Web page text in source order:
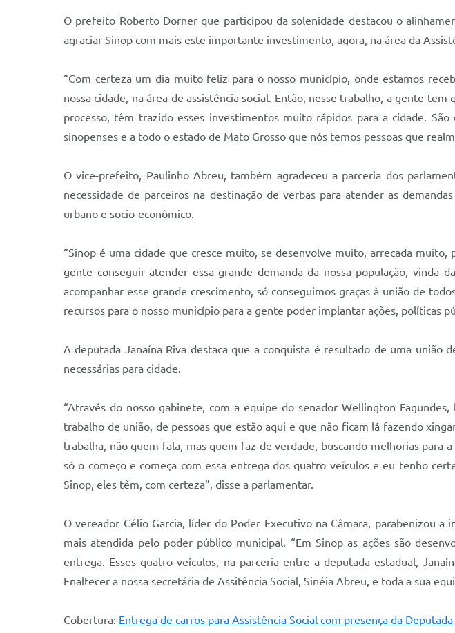
O prefeito Roberto Dorner que participou da solenidade destacou o
agraciar Sinop com mais este importante investimento, agora, na área da
“Com certeza um dia muito feliz para o nosso município, onde estamos
nossa cidade, na área de assistência social. Então, nesse trabalho, a gente
processo, têm trazido esses investimentos muito rápidos para a cidade.
sinopenses e a todo o estado de Mato Grosso que nós temos pessoas que
O vice-prefeito, Paulinho Abreu, também agradeceu a parceria dos
necessidade de parceiros na destinação de verbas para atender as
urbano e socio-econômico.
“Sinop é uma cidade que cresce muito, se desenvolve muito, arrecada
gente conseguir atender essa grande demanda da nossa população, vinda
acompanhar esse grande crescimento, só conseguimos graças à união de
recursos para o nosso município para a gente poder implantar ações, políticas
A deputada Janaína Riva destaca que a conquista é resultado de uma união
necessárias para cidade.
“Através do nosso gabinete, com a equipe do senador Wellington
trabalho de união, de pessoas que estão aqui e que não ficam lá fazendo
trabalha, não quem fala, mas quem faz de verdade, buscando melhorias
só o começo e começa com essa entrega dos quatro veículos e eu tenho
Sinop, eles têm, com certeza”, disse a parlamentar.
O vereador Célio Garcia, líder do Poder Executivo na Câmara, parabenizou
mais atendida pelo poder público municipal. “Em Sinop as ações são
entrega. Esses quatro veículos, na parceria entre a deputada estadual,
Enaltecer a nossa secretária de Assitência Social, Sinéia Abreu, e toda a sua
Cobertura: Entrega de carros para Assistência Social com presença da